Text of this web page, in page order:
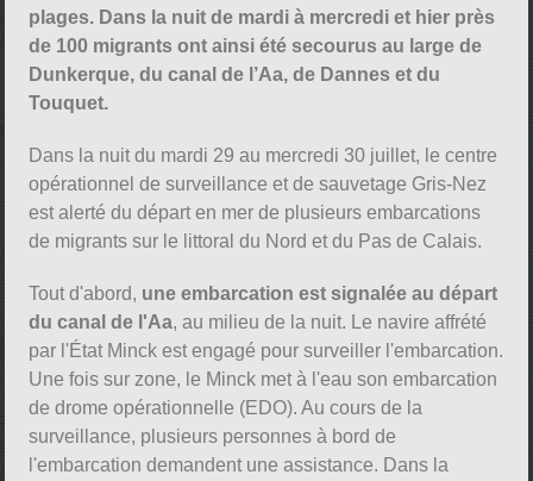
plages. Dans la nuit de mardi à mercredi et hier près
de 100 migrants ont ainsi été secourus au large de
Dunkerque, du canal de l’Aa, de Dannes et du
Touquet.
Dans la nuit du mardi 29 au mercredi 30 juillet, le centre
opérationnel de surveillance et de sauvetage Gris-Nez
est alerté du départ en mer de plusieurs embarcations
de migrants sur le littoral du Nord et du Pas de Calais.
Tout d'abord, une embarcation est signalée au départ
du canal de l'Aa, au milieu de la nuit. Le navire affrété
par l'État Minck est engagé pour surveiller l'embarcation.
Une fois sur zone, le Minck met à l'eau son embarcation
de drome opérationnelle (EDO). Au cours de la
surveillance, plusieurs personnes à bord de
l'embarcation demandent une assistance. Dans la